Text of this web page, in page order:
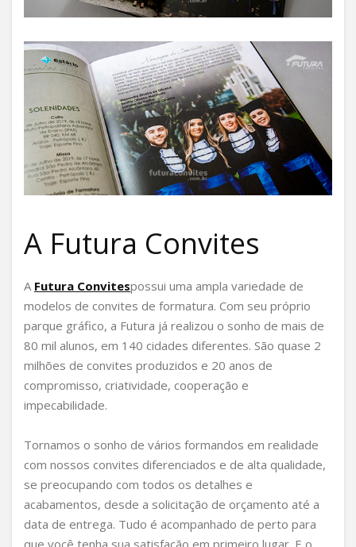
A Futura Convites
A Futura Convitespossui uma ampla variedade de
modelos de convites de formatura. Com seu próprio
parque gráfico, a Futura já realizou o sonho de mais de
80 mil alunos, em 140 cidades diferentes. São quase 2
milhões de convites produzidos e 20 anos de
compromisso, criatividade, cooperação e
impecabilidade.
Tornamos o sonho de vários formandos em realidade
com nossos convites diferenciados e de alta qualidade,
se preocupando com todos os detalhes e
acabamentos, desde a solicitação de orçamento até a
data de entrega. Tudo é acompanhado de perto para
que você tenha sua satisfação em primeiro lugar. E o